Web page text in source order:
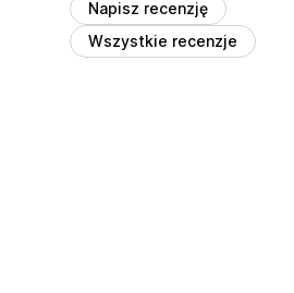
Napisz recenzję
Wszystkie recenzje